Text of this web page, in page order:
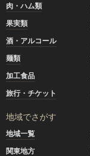
肉・ハム類
果実類
酒・アルコール
麺類
加工食品
旅行・チケット
地域でさがす
地域一覧
関東地方